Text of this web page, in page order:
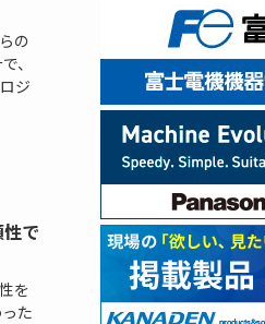
の
、
ジ
で
を
た